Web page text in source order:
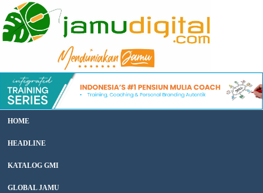
HOME
HEADLINE
KATALOG GMI
GLOBAL JAMU